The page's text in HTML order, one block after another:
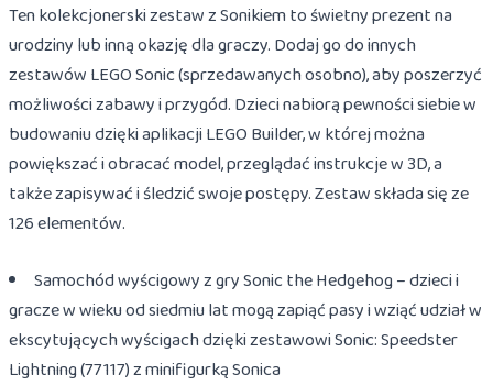
Ten kolekcjonerski zestaw z Sonikiem to świetny prezent na
urodziny lub inną okazję dla graczy. Dodaj go do innych
zestawów LEGO Sonic (sprzedawanych osobno), aby poszerzyć
możliwości zabawy i przygód. Dzieci nabiorą pewności siebie w
budowaniu dzięki aplikacji LEGO Builder, w której można
powiększać i obracać model, przeglądać instrukcje w 3D, a
także zapisywać i śledzić swoje postępy. Zestaw składa się ze
126 elementów.
Samochód wyścigowy z gry Sonic the Hedgehog – dzieci i
gracze w wieku od siedmiu lat mogą zapiąć pasy i wziąć udział w
ekscytujących wyścigach dzięki zestawowi Sonic: Speedster
Lightning (77117) z minifigurką Sonica